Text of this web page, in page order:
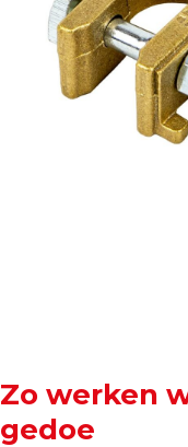
Zo werken
gedoe